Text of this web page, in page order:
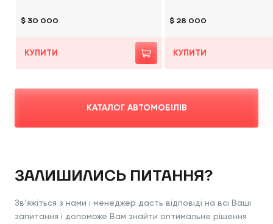
$ 30 000
КУПИТИ
$ 28 000
КУПИТИ
КАТАЛОГ АВТОМОБІЛІВ
ЗАЛИШИЛИСЬ ПИТАННЯ?
Зв’яжіться з нами і менеджер дасть відповіді на всі Ваші
запитання і допоможе Вам знайти оптимальне рішення